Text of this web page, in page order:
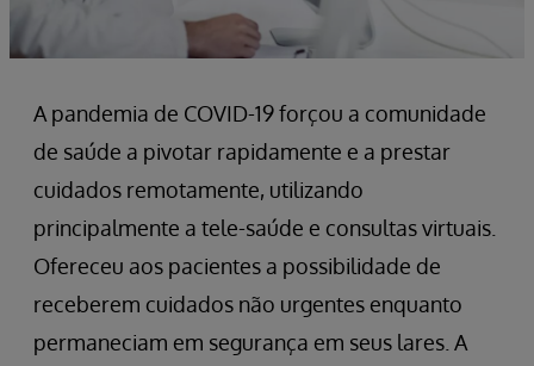
A pandemia de COVID-19 forçou a comunidade
de saúde a pivotar rapidamente e a prestar
cuidados remotamente, utilizando
principalmente a tele-saúde e consultas virtuais.
Ofereceu aos pacientes a possibilidade de
receberem cuidados não urgentes enquanto
permaneciam em segurança em seus lares. A